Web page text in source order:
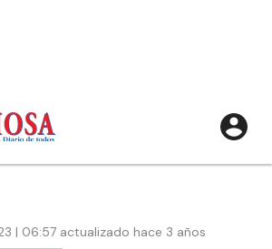
| 06:57 actualizado hace 3 años